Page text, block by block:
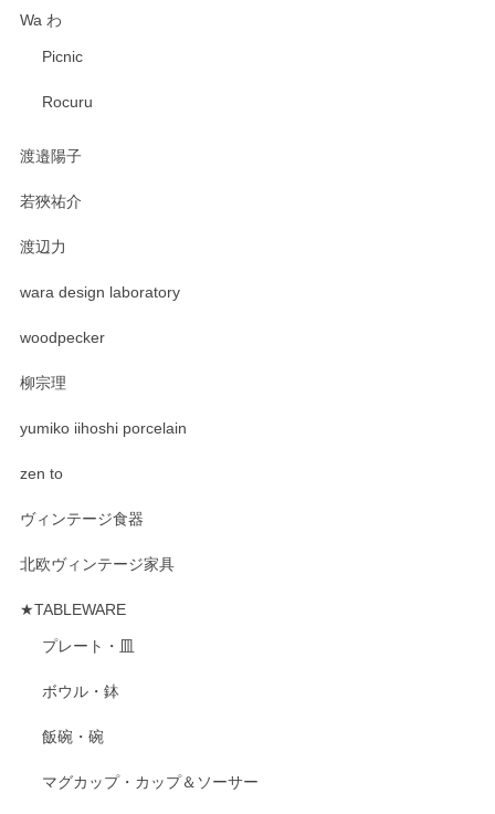
Wa わ
Picnic
Rocuru
渡邉陽子
若狹祐介
渡辺力
wara design laboratory
woodpecker
柳宗理
yumiko iihoshi porcelain
zen to
ヴィンテージ食器
北欧ヴィンテージ家具
★TABLEWARE
プレート・皿
ボウル・鉢
飯碗・碗
マグカップ・カップ＆ソーサー